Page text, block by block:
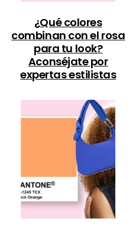
¿Qué colores
combinan con el rosa
para tu look?
Aconséjate por
expertas estilistas